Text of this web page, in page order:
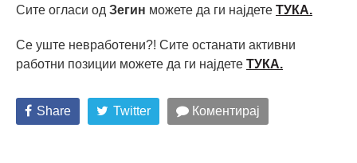
Сите огласи од Зегин можете да ги најдете ТУКА.
Се уште невработени?! Сите останати активни
работни позиции можете да ги најдете ТУКА.
Share Twitter Коментирај